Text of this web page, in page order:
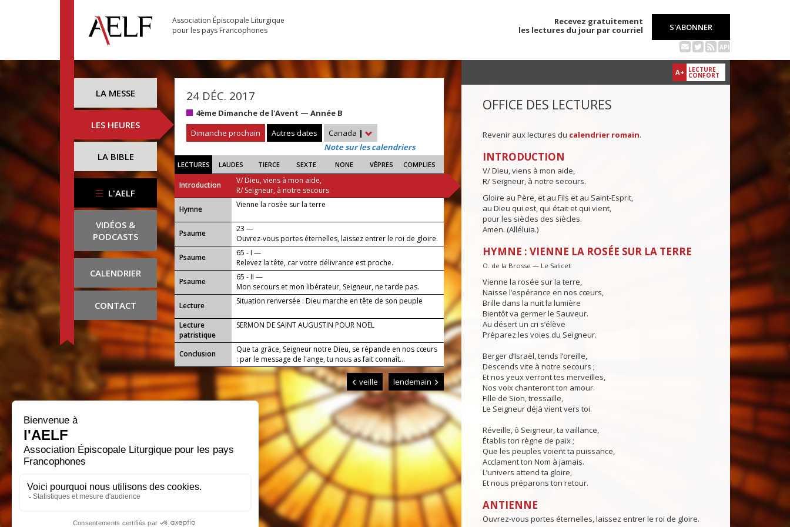
Association Épiscopale Liturgique
pour les pays Francophones
Recevez gratuitement
les lectures du jour par courriel
S'ABONNER
API
LA MESSE
LES HEURES
LA BIBLE
L'AELF
VIDÉOS &
PODCASTS
CALENDRIER
CONTACT
24 DÉC. 2017
4ème Dimanche de l'Avent — Année B
Dimanche prochain
Autres dates Canada |
Note sur les calendriers
LECTURES LAUDES TIERCE SEXTE NONE VÊPRES COMPLIES
Introduction
V/ Dieu, viens à mon aide,
R/ Seigneur, à notre secours.
...
Hymne Vienne la rosée sur la terre
Psaume
23 —
Ouvrez-vous portes éternelles, laissez entrer le roi de gloire.
Psaume
65 - I —
Relevez la tête, car votre délivrance est proche.
Psaume
65 - II —
Mon secours et mon libérateur, Seigneur, ne tarde pas.
Lecture
Situation renversée : Dieu marche en tête de son peuple
Lecture
patristique
SERMON DE SAINT AUGUSTIN POUR NOËL
Conclusion
Que ta grâce, Seigneur notre Dieu, se répande en nos cœurs
: par le message de l'ange, tu nous as fait connaît...
veille lendemain
A+ LECTURE
CONFORT
OFFICE DES LECTURES
Revenir aux lectures du calendrier romain.
INTRODUCTION
V/ Dieu, viens à mon aide,
R/ Seigneur, à notre secours.
Gloire au Père, et au Fils et au Saint-Esprit,
au Dieu qui est, qui était et qui vient,
pour les siècles des siècles.
Amen. (Alléluia.)
HYMNE : VIENNE LA ROSÉE SUR LA TERRE
O. de la Brosse — Le Salicet
Vienne la rosée sur la terre,
Naisse l’espérance en nos cœurs,
Brille dans la nuit la lumière
Bientôt va germer le Sauveur.
Au désert un cri s’élève
Préparez les voies du Seigneur.
Berger d’Israël, tends l’oreille,
Descends vite à notre secours ;
Et nos yeux verront tes merveilles,
Nos voix chanteront ton amour.
Fille de Sion, tressaille,
Le Seigneur déjà vient vers toi.
Réveille, ô Seigneur, ta vaillance,
Établis ton règne de paix ;
Que les peuples voient ta puissance,
Acclament ton Nom à jamais.
L’univers attend ta gloire,
Et nous préparons ton retour.
ANTIENNE
Ouvrez-vous portes éternelles, laissez entrer le roi de gloire.